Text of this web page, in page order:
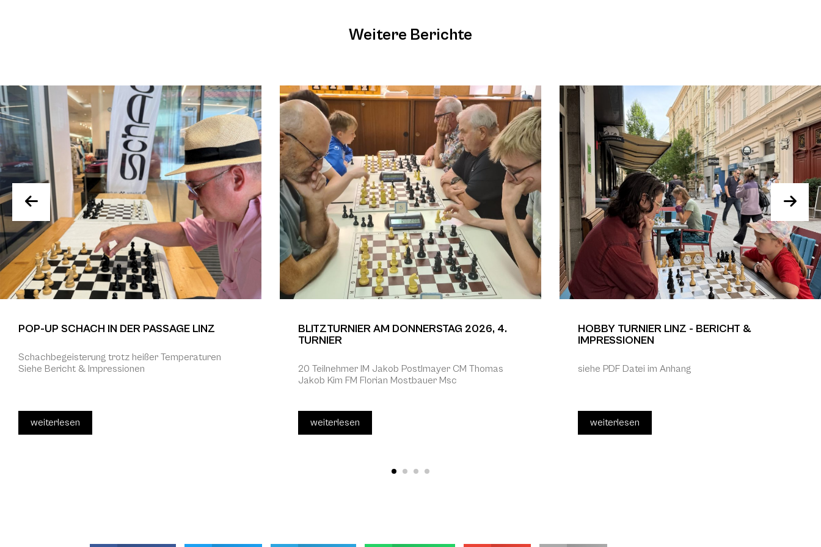
Weitere Berichte
POP-UP SCHACH IN DER PASSAGE LINZ
Schachbegeisterung trotz heißer Temperaturen
Siehe Bericht & Impressionen
weiterlesen
BLITZTURNIER AM DONNERSTAG 2026, 4.
TURNIER
20 Teilnehmer IM Jakob Postlmayer CM Thomas
Jakob Kim FM Florian Mostbauer Msc
weiterlesen
HOBBY TURNIER LINZ - BERICHT &
IMPRESSIONEN
siehe PDF Datei im Anhang
weiterlesen